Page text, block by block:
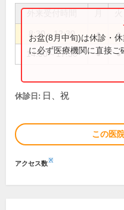
8:30～12:30 ● ●
14:00～17:30 ● ●
お盆(8月中旬)は休診・
に必ず医療機関に直接ご
休診日: 日、祝
この医
アクセス数※